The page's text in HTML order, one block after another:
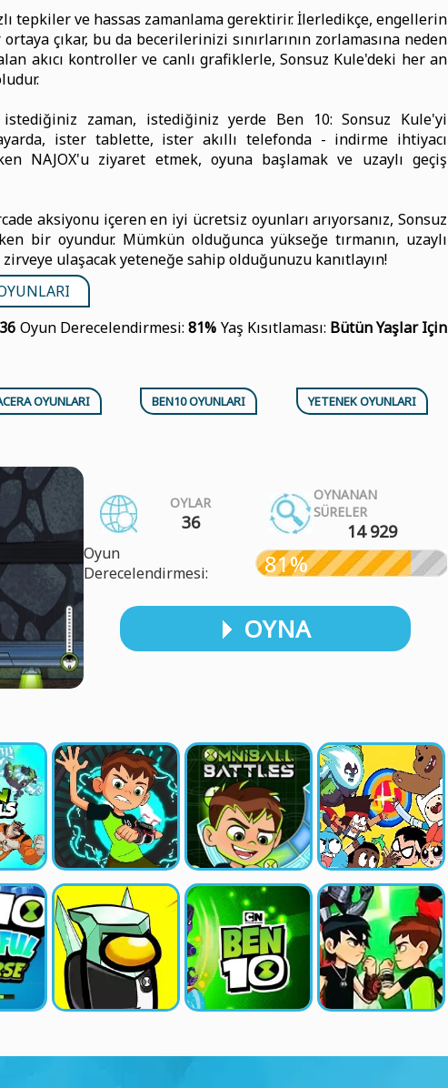
tepkiler ve hassas zamanlama gerektirir. İlerledikçe, engellerin
çıkar, bu da becerilerinizi sınırlarının zorlamasına neden
akıcı kontroller ve canlı grafiklerle, Sonsuz Kule'deki her an
zaman, istediğiniz yerde Ben 10: Sonsuz Kule'yi
ister tablette, ister akıllı telefonda - indirme ihtiyacı
NAJOX'u ziyaret etmek, oyuna başlamak ve uzaylı geçiş
aksiyonu içeren en iyi ücretsiz oyunları arıyorsanız, Sonsuz
bir oyundur. Mümkün olduğunca yükseğe tırmanın, uzaylı
ulaşacak yeteneğe sahip olduğunuzu kanıtlayın!
36 Oyun Derecelendirmesi: 81% Yaş Kısıtlaması: Bütün Yaşlar Için
OYUNLARI BEN10 OYUNLARI YETENEK OYUNLARI
OYLAR
36
OYNANAN
SÜRELER
14 929
Oyun
Derecelendirmesi:
81%
OYNA